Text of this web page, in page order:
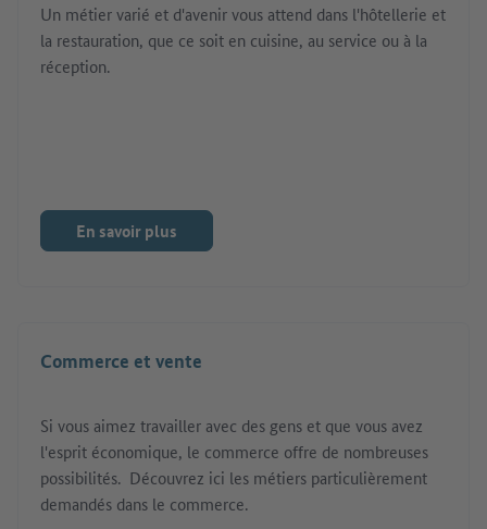
Un métier varié et d'avenir vous attend dans l'hôtellerie et
la restauration, que ce soit en cuisine, au service ou à la
réception.
En savoir plus
Commerce et vente
Si vous aimez travailler avec des gens et que vous avez
l'esprit économique, le commerce offre de nombreuses
possibilités. Découvrez ici les métiers particulièrement
demandés dans le commerce.